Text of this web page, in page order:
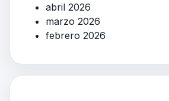
abril 2026
marzo 2026
febrero 2026